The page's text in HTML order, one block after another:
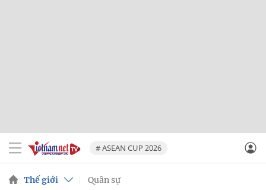
# ASEAN CUP 2026
Thế giới Quân sự